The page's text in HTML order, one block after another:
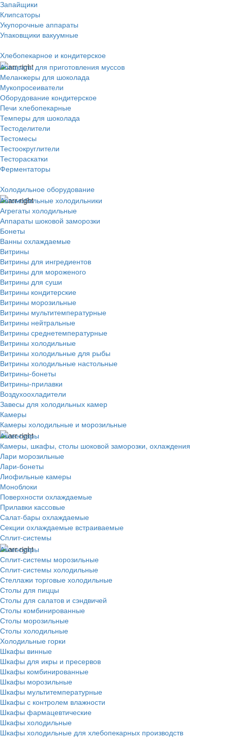
Запайщики
Клипсаторы
Укупорочные аппараты
Упаковщики вакуумные
Хлебопекарное и кондитерское
Аппараты для приготовления муссов
Меланжеры для шоколада
Мукопросеиватели
Оборудование кондитерское
Печи хлебопекарные
Темперы для шоколада
Тестоделители
Тестомесы
Тестоокруглители
Тестораскатки
Ферментаторы
Холодильное оборудование
Автомобильные холодильники
Агрегаты холодильные
Аппараты шоковой заморозки
Бонеты
Ванны охлаждаемые
Витрины
Витрины для ингредиентов
Витрины для мороженого
Витрины для суши
Витрины кондитерские
Витрины морозильные
Витрины мультитемпературные
Витрины нейтральные
Витрины среднетемпературные
Витрины холодильные
Витрины холодильные для рыбы
Витрины холодильные настольные
Витрины-бонеты
Витрины-прилавки
Воздухоохладители
Завесы для холодильных камер
Камеры
Камеры холодильные и морозильные
Аксессуары
Камеры, шкафы, столы шоковой заморозки, охлаждения
Лари морозильные
Лари-бонеты
Лиофильные камеры
Моноблоки
Поверхности охлаждаемые
Прилавки кассовые
Салат-бары охлаждаемые
Секции охлаждаемые встраиваемые
Сплит-системы
Аксессуары
Сплит-системы морозильные
Сплит-системы холодильные
Стеллажи торговые холодильные
Столы для пиццы
Столы для салатов и сэндвичей
Столы комбинированные
Столы морозильные
Столы холодильные
Холодильные горки
Шкафы винные
Шкафы для икры и пресервов
Шкафы комбинированные
Шкафы морозильные
Шкафы мультитемпературные
Шкафы с контролем влажности
Шкафы фармацевтические
Шкафы холодильные
Шкафы холодильные для хлебопекарных производств